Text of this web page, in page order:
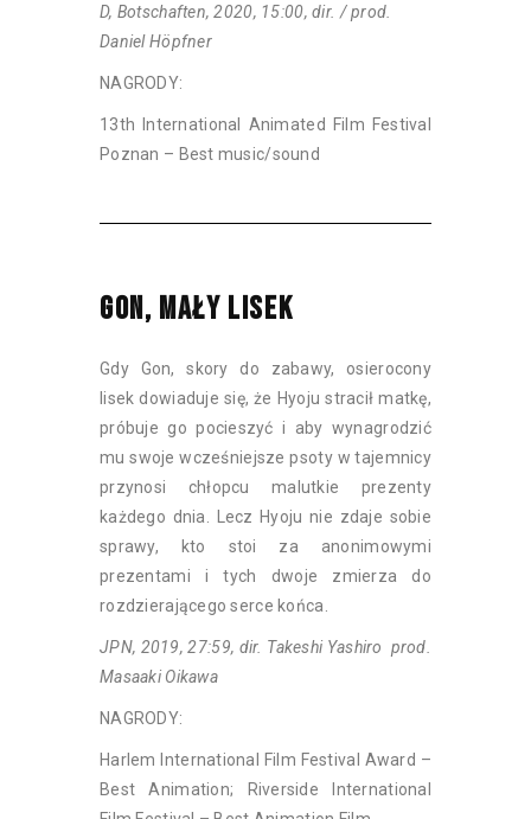
D, Botschaften, 2020, 15:00, dir. / prod.
Daniel Höpfner
NAGRODY:
13th International Animated Film Festival
Poznan – Best music/sound
GON, MAŁY LISEK
Gdy Gon, skory do zabawy, osierocony
lisek dowiaduje się, że Hyoju stracił matkę,
próbuje go pocieszyć i aby wynagrodzić
mu swoje wcześniejsze psoty w tajemnicy
przynosi chłopcu malutkie prezenty
każdego dnia. Lecz Hyoju nie zdaje sobie
sprawy, kto stoi za anonimowymi
prezentami i tych dwoje zmierza do
rozdzierającego serce końca.
JPN, 2019, 27:59, dir. Takeshi Yashiro prod.
Masaaki Oikawa
NAGRODY:
Harlem International Film Festival Award –
Best Animation; Riverside International